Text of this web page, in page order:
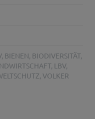
, BIENEN, BIODIVERSITÄT,
, LBV,
, VOLKER